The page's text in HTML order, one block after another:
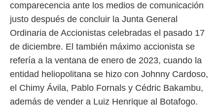
disponible
comparecencia ante los medios de comunicación
justo después de concluir la Junta General
Ordinaria de Accionistas celebradas el pasado 17
de diciembre. El también máximo accionista se
refería a la ventana de enero de 2023, cuando la
entidad heliopolitana se hizo con Johnny Cardoso,
el Chimy Ávila, Pablo Fornals y Cédric Bakambu,
además de vender a Luiz Henrique al Botafogo.